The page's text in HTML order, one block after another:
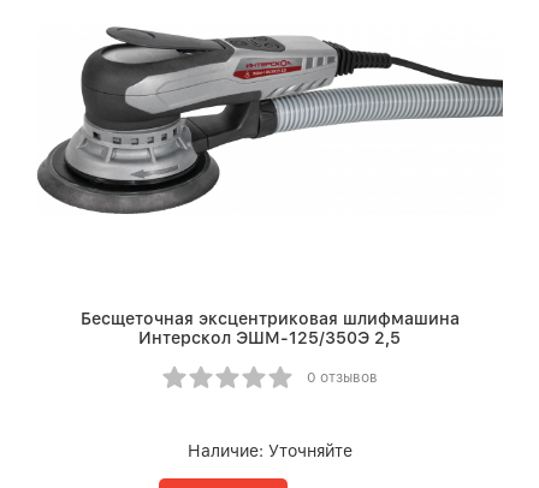
Бесщеточная эксцентриковая шлифмашина
Интерскол ЭШМ-125/350Э 2,5
0 отзывов
Наличие: Уточняйте